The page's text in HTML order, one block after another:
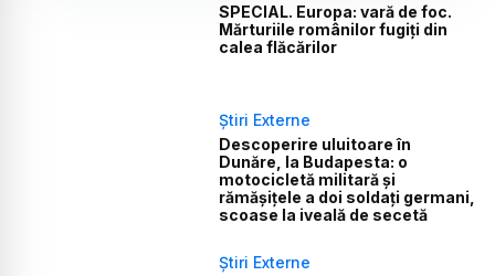
SPECIAL. Europa: vară de foc.
Mărturiile românilor fugiți din
calea flăcărilor
Știri Externe
Descoperire uluitoare în
Dunăre, la Budapesta: o
motocicletă militară și
rămășițele a doi soldați germani,
scoase la iveală de secetă
Știri Externe